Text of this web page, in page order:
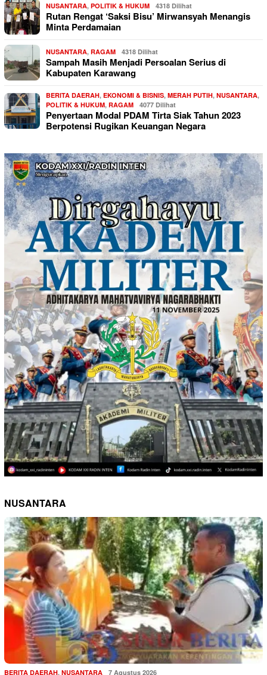
NUSANTARA, POLITIK & HUKUM 4318 Dilihat
Rutan Rengat ‘Saksi Bisu’ Mirwansyah Menangis
Minta Perdamaian
NUSANTARA, RAGAM 4318 Dilihat
Sampah Masih Menjadi Persoalan Serius di
Kabupaten Karawang
BERITA DAERAH, EKONOMI & BISNIS, MERAH PUTIH, NUSANTARA,
POLITIK & HUKUM, RAGAM 4077 Dilihat
Penyertaan Modal PDAM Tirta Siak Tahun 2023
Berpotensi Rugikan Keuangan Negara
NUSANTARA
BERITA DAERAH, NUSANTARA 7 Agustus 2026